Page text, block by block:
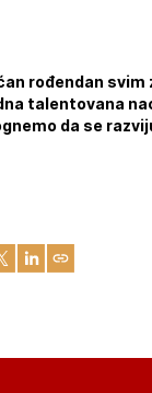
rođendan
talentovana
da se